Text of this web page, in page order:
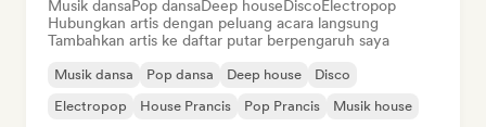
Musik dansaPop dansaDeep houseDiscoElectropop
Hubungkan artis dengan peluang acara langsung
Tambahkan artis ke daftar putar berpengaruh saya
Musik dansa Pop dansa Deep house
Disco
Electropop
House Prancis Pop Prancis Musik house